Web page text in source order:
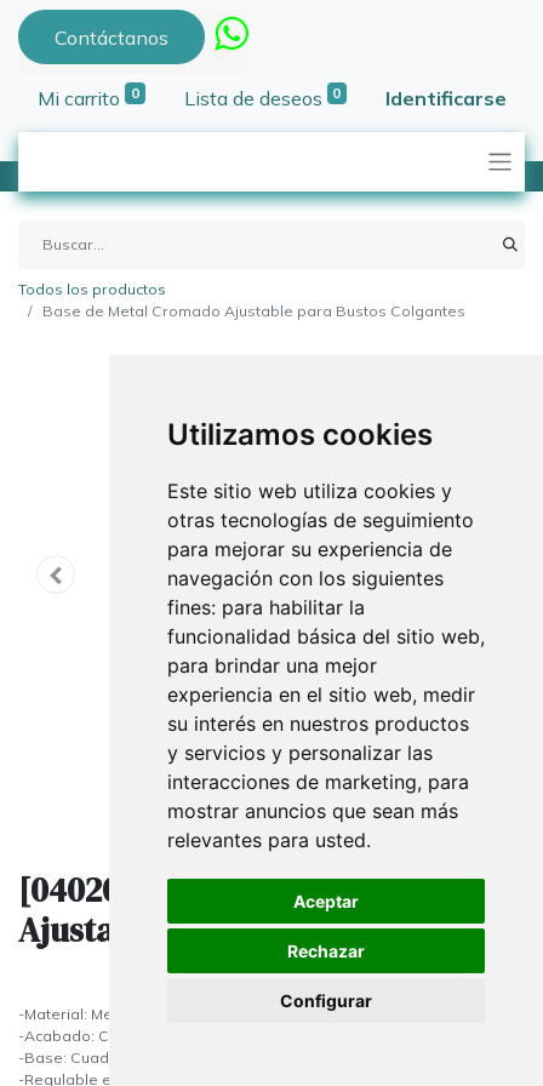
Utilizamos cookies
Este sitio web utiliza cookies y
otras tecnologías de seguimiento
para mejorar su experiencia de
navegación con los siguientes
fines: para habilitar la
funcionalidad básica del sitio web,
para brindar una mejor
experiencia en el sitio web, medir
su interés en nuestros productos
y servicios y personalizar las
interacciones de marketing, para
mostrar anuncios que sean más
relevantes para usted.
Aceptar
Rechazar
Configurar
Contáctanos
Mi carrito 0 Lista de deseos 0 Identificarse
Todos los productos
Base de Metal Cromado Ajustable para Bustos Colgantes
[040200] Base de Metal Cromado
Ajustable para Bustos Colgantes
-Material: Metal
-Acabado: Cromado
-Base: Cuadrada
-Regulable en altura